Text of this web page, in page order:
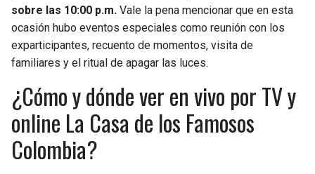
sobre las 10:00 p.m. Vale la pena mencionar que en esta
ocasión hubo eventos especiales como reunión con los
exparticipantes, recuento de momentos, visita de
familiares y el ritual de apagar las luces.
¿Cómo y dónde ver en vivo por TV y
online La Casa de los Famosos
Colombia?